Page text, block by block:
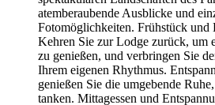
atemberaubende Ausblicke und
Fotomöglichkeiten. Frühstück und
Kehren Sie zur Lodge zurück, um
zu genießen, und verbringen Sie
Ihrem eigenen Rhythmus.
genießen Sie die umgebende
tanken. Mittagessen und